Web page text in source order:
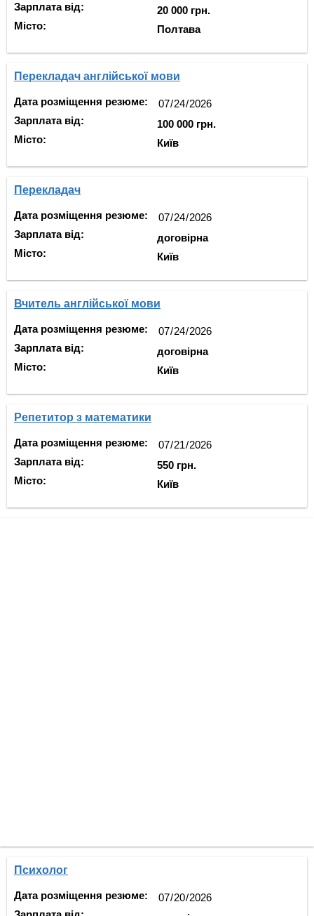
Зарплата від:
Місто:
20 000 грн.
Полтава
Перекладач англійської мови
Дата розміщення резюме:
Зарплата від:
Місто:
100 000 грн.
Київ
Перекладач
Дата розміщення резюме:
Зарплата від:
Місто:
договірна
Київ
Вчитель англійської мови
Дата розміщення резюме:
Зарплата від:
Місто:
договірна
Київ
Репетитор з математики
Дата розміщення резюме:
Зарплата від:
Місто:
550 грн.
Київ
Психолог
Дата розміщення резюме: